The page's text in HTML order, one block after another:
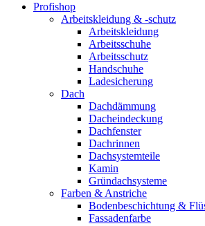
Profishop
Arbeitskleidung & -schutz
Arbeitskleidung
Arbeitsschuhe
Arbeitsschutz
Handschuhe
Ladesicherung
Dach
Dachdämmung
Dacheindeckung
Dachfenster
Dachrinnen
Dachsystemteile
Kamin
Gründachsysteme
Farben & Anstriche
Bodenbeschichtung &
Fassadenfarbe